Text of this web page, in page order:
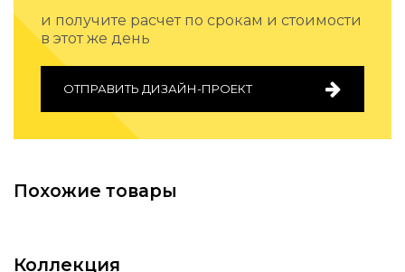
и получите расчет по срокам и стоимости
в этот же день
ОТПРАВИТЬ ДИЗАЙН-ПРОЕКТ
Похожие товары
Коллекция